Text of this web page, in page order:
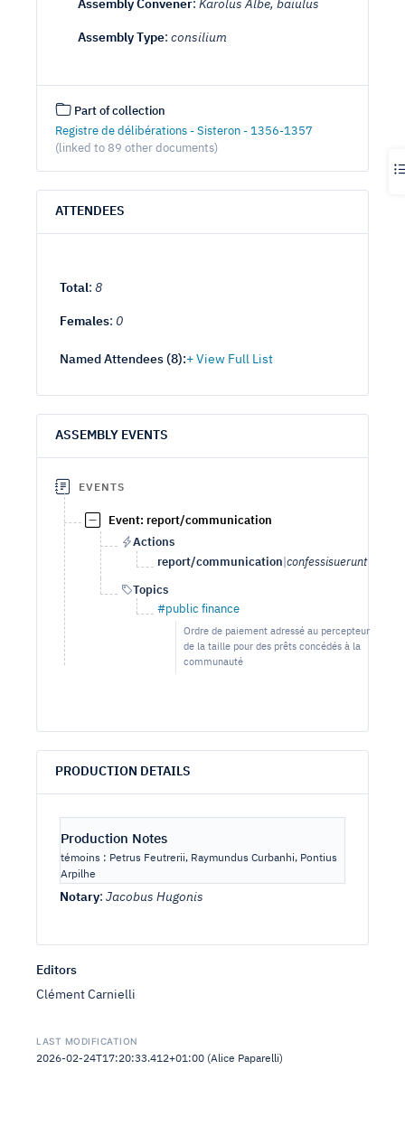
Assembly Convener: Karolus Albe, baiulus
Assembly Type: consilium
Part of collection
Registre de délibérations - Sisteron - 1356-1357
(linked to 89 other documents)
ATTENDEES
Total: 8
Females: 0
Named Attendees (8):
ASSEMBLY EVENTS
EVENTS
Event: report/communication
Actions
report/communication confessisuerunt
Topics
#public finance
Ordre de paiement adressé au percepteur
de la taille pour des prêts concédés à la
communauté
PRODUCTION DETAILS
Production Notes
témoins : Petrus Feutrerii, Raymundus Curbanhi, Pontius
Arpilhe
Notary: Jacobus Hugonis
Editors
Clément Carnielli
LAST MODIFICATION
2026-02-24T17:20:33.412+01:00 (Alice Paparelli)